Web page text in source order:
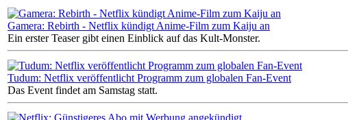
Gamera: Rebirth - Netflix kündigt Anime-Film zum Kaiju an
Ein erster Teaser gibt einen Einblick auf das Kult-Monster.
Tudum: Netflix veröffentlicht Programm zum globalen Fan-Event
Das Event findet am Samstag statt.